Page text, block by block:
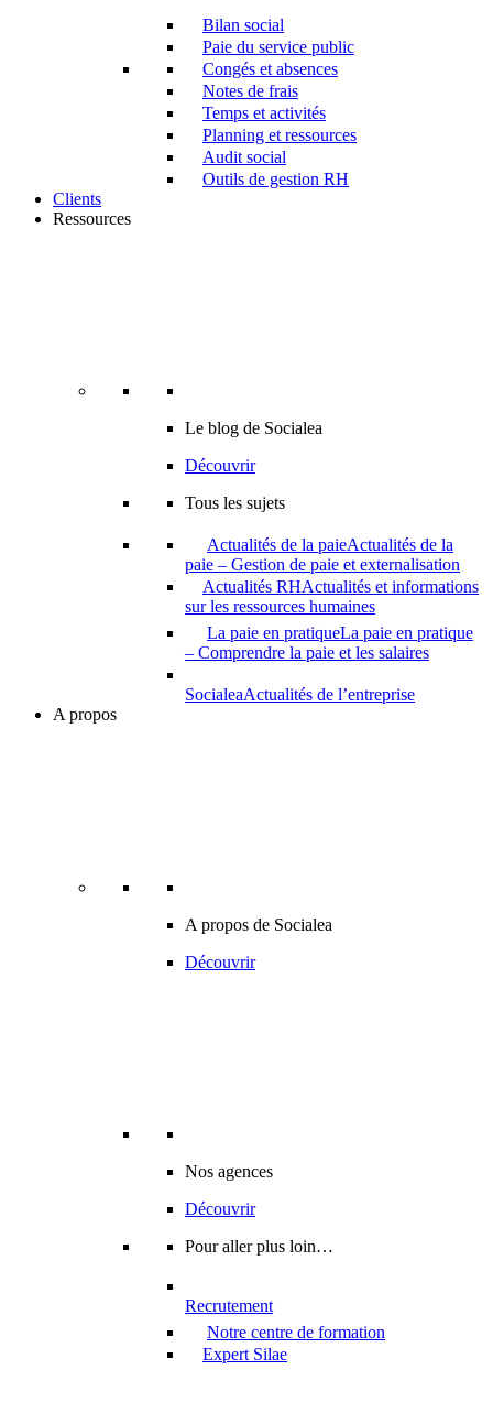
Bilan social
Paie du service public
Congés et absences
Notes de frais
Temps et activités
Planning et ressources
Audit social
Outils de gestion RH
Clients
Ressources
Le blog de Socialea
Découvrir
Tous les sujets
Actualités de la paieActualités de la
paie – Gestion de paie et externalisation
Actualités RHActualités et informations
sur les ressources humaines
La paie en pratiqueLa paie en pratique
– Comprendre la paie et les salaires
SocialeaActualités de l’entreprise
A propos
A propos de Socialea
Découvrir
Nos agences
Découvrir
Pour aller plus loin…
Recrutement
Notre centre de formation
Expert Silae